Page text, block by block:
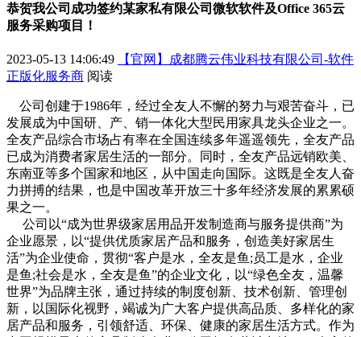
恭贺我公司成功签约某家私有限公司微软软件及Office 365云
服务采购项目！
2023-05-13 14:06:49
【官网】成都腾云伟业科技有限公司-软件
正版化服务商 阅读
公司创建于1986年，经过全友人不懈的努力与艰苦奋斗，已
发展成为中国研、产、销一体化大型民用家具龙头企业之一。
全友产品综合市场占有率在全国连续多年遥遥领先，全友产品
已成为消费者家居生活的一部分。同时，全友产品远销欧美、
东南亚等多个国家和地区，从中国走向国际。这既是全友人奋
力拼搏的结果，也是中国改革开放三十多年经济发展的累累硕
果之一。
公司以“成为世界级家居用品开发制造商与服务提供商”为
企业愿景，以“提供优质家居产品和服务，创造美好家居生
活”为企业使命，贯彻“客户是水，全友是鱼;员工是水，企业
是鱼;社会是水，全友是鱼”的企业文化，以“绿色全友，温馨
世界”为品牌主张，通过持续的制度创新、技术创新、管理创
新，以国际化视野，竭诚为广大客户提供高品质、多样化的家
居产品和服务，引领舒适、环保、健康的家居生活方式。作为